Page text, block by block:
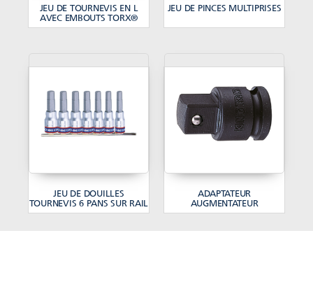
JEU DE TOURNEVIS EN L
AVEC EMBOUTS TORX®
JEU DE PINCES MULTIPRISES
JEU DE DOUILLES
TOURNEVIS 6 PANS SUR RAIL
ADAPTATEUR
AUGMENTATEUR